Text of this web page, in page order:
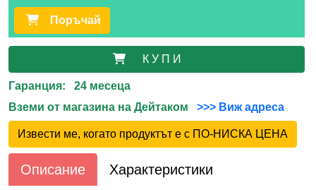
Поръчай
К У П И
Гаранция: 24 месеца
Вземи от магазина на Дейтаком
>>> Виж адреса
Извести ме, когато продуктът е с ПО-НИСКА ЦЕНА
Описание Характеристики